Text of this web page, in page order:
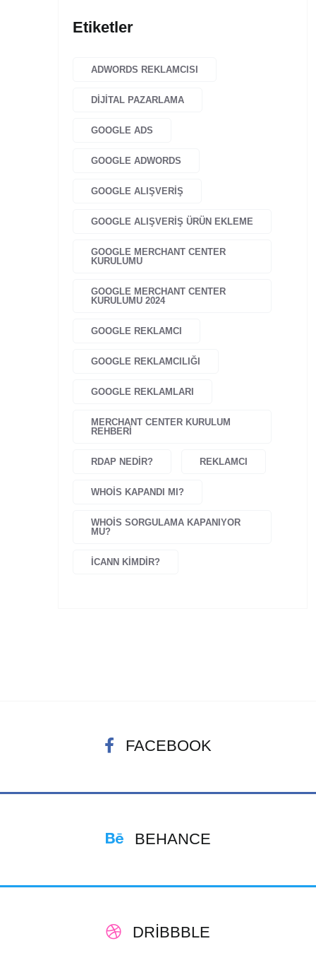
Etiketler
ADWORDS REKLAMCISI
DIJITAL PAZARLAMA
GOOGLE ADS
GOOGLE ADWORDS
GOOGLE ALIŞVERIŞ
GOOGLE ALIŞVERIŞ ÜRÜN EKLEME
GOOGLE MERCHANT CENTER
KURULUMU
GOOGLE MERCHANT CENTER
KURULUMU 2024
GOOGLE REKLAMCI
GOOGLE REKLAMCILIĞI
GOOGLE REKLAMLARI
MERCHANT CENTER KURULUM
REHBERI
RDAP NEDIR? REKLAMCI
WHOIS KAPANDI MI?
WHOIS SORGULAMA KAPANIYOR
MU?
İCANN KIMDIR?
FACEBOOK
BEHANCE
DRIBBBLE